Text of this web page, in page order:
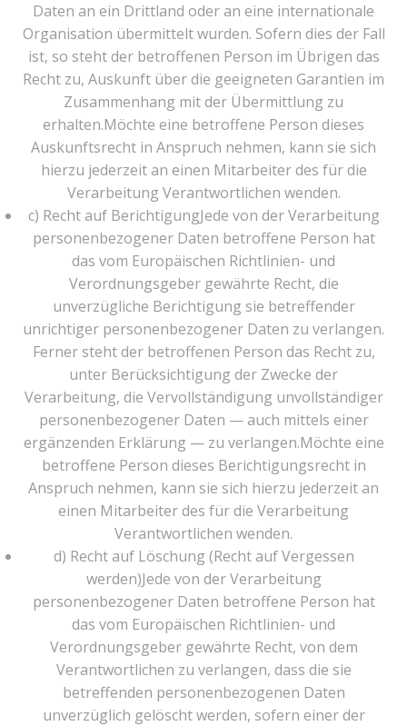
Daten an ein Drittland oder an eine internationale
Organisation übermittelt wurden. Sofern dies der Fall
ist, so steht der betroffenen Person im Übrigen das
Recht zu, Auskunft über die geeigneten Garantien im
Zusammenhang mit der Übermittlung zu
erhalten.Möchte eine betroffene Person dieses
Auskunftsrecht in Anspruch nehmen, kann sie sich
hierzu jederzeit an einen Mitarbeiter des für die
Verarbeitung Verantwortlichen wenden.
c) Recht auf BerichtigungJede von der Verarbeitung
personenbezogener Daten betroffene Person hat
das vom Europäischen Richtlinien- und
Verordnungsgeber gewährte Recht, die
unverzügliche Berichtigung sie betreffender
unrichtiger personenbezogener Daten zu verlangen.
Ferner steht der betroffenen Person das Recht zu,
unter Berücksichtigung der Zwecke der
Verarbeitung, die Vervollständigung unvollständiger
personenbezogener Daten — auch mittels einer
ergänzenden Erklärung — zu verlangen.Möchte eine
betroffene Person dieses Berichtigungsrecht in
Anspruch nehmen, kann sie sich hierzu jederzeit an
einen Mitarbeiter des für die Verarbeitung
Verantwortlichen wenden.
d) Recht auf Löschung (Recht auf Vergessen
werden)Jede von der Verarbeitung
personenbezogener Daten betroffene Person hat
das vom Europäischen Richtlinien- und
Verordnungsgeber gewährte Recht, von dem
Verantwortlichen zu verlangen, dass die sie
betreffenden personenbezogenen Daten
unverzüglich gelöscht werden, sofern einer der